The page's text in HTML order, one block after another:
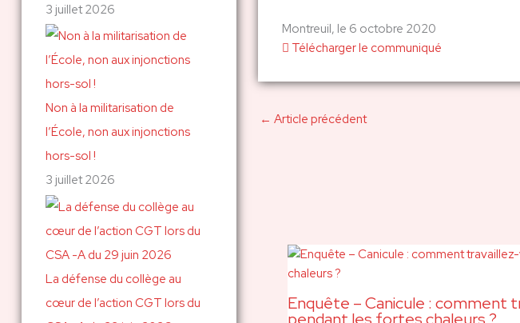
3 juillet 2026
Non à la militarisation de
l’École, non aux injonctions
hors-sol !
3 juillet 2026
La défense du collège au
cœur de l’action CGT lors du
Montreuil, le 6 octobre 2020
Télécharger le communiqué
← Article précédent
Enquête – Canicule : comment